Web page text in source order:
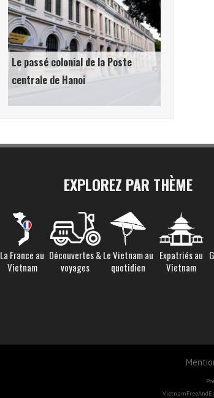
Le passé colonial de la Poste
centrale de Hanoi
EXPLOREZ PAR THÈME
La France au
Vietnam
Découvertes &
voyages
Le Vietnam au
quotidien
Expatriés au
Vietnam